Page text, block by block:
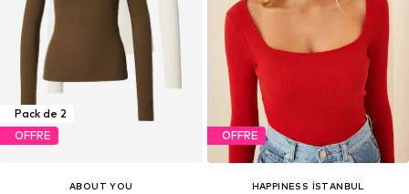
Pack de 2
OFFRE
ABOUT YOU
OFFRE
HAPPINESS İSTANBUL